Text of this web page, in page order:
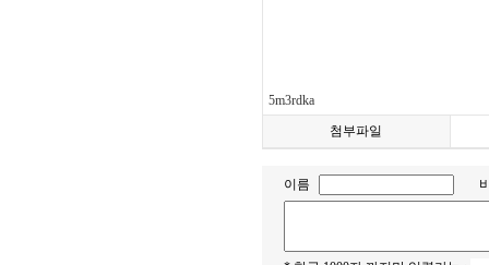
5m3rdka
첨부파일
이름